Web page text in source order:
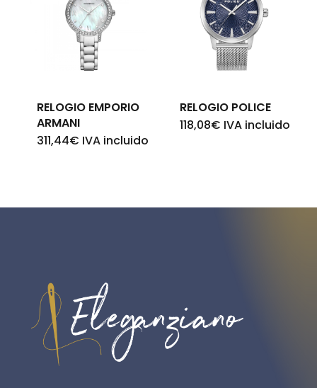
RELOGIO EMPORIO
ARMANI
311,44€ IVA incluido
RELOGIO POLICE
118,08€ IVA incluido